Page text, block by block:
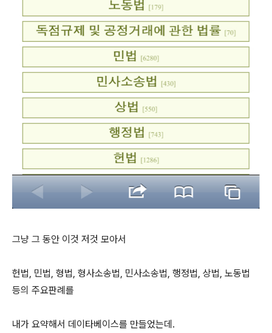
그냥 그 동안 이것 저것 모아서
헌법, 민법, 형법, 형사소송법, 민사소송법, 행정법, 상법, 노동법
등의 주요판례를
내가 요약해서 데이타베이스를 만들었는데.